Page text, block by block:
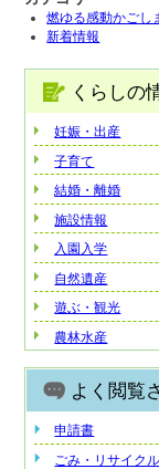
燃ゆる感動かごし
新着情報
くらしの
妊娠・出産
子育て
結婚・離婚
施設情報
入園入学
自然遺産
遊ぶ・観光
農林水産
よく閲覧
申請書
ごみ・リサイクル